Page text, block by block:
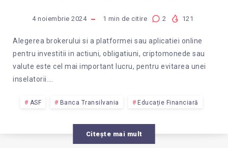
4 noiembrie 2024 1 min de citire 2 121
Alegerea brokerului si a platformei sau aplicatiei online
pentru investitii in actiuni, obligatiuni, criptomonede sau
valute este cel mai important lucru, pentru evitarea unei
inselatorii….
ASF Banca Transilvania Educație Financiară
Citește mai mult